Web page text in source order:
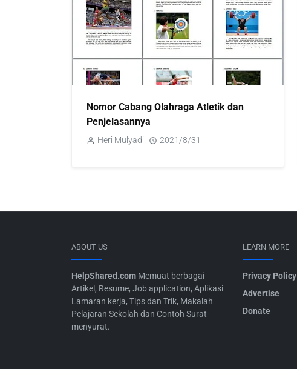
Nomor Cabang Olahraga Atletik dan
Penjelasannya
Heri Mulyadi 2021/8/31
ABOUT US
HelpShared.com Memuat berbagai
Artikel, Resume, Job application, Aplikasi
Lamaran kerja, Tips dan Trik, Makalah
Pelajaran Sekolah dan Contoh Surat-
menyurat.
LEARN MORE
Privacy Policy
Advertise
Donate